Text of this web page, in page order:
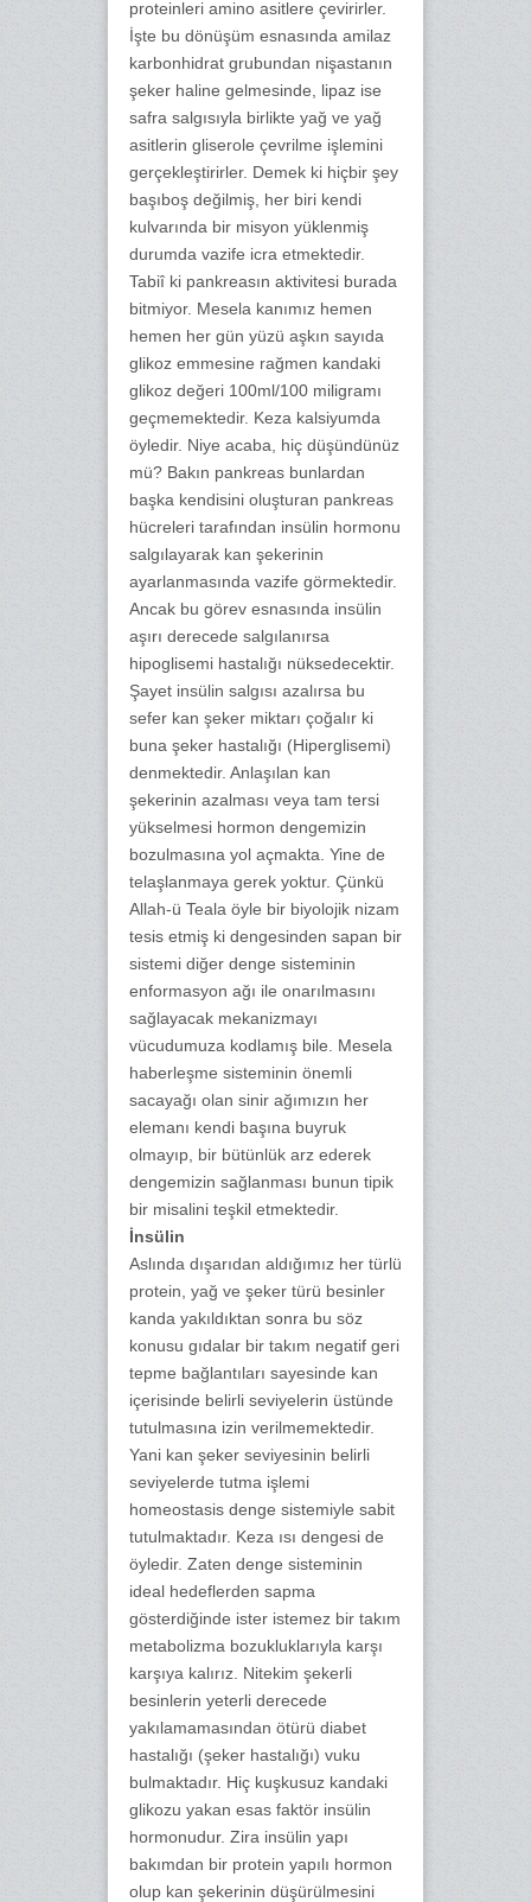
proteinleri amino asitlere çevirirler.
İşte bu dönüşüm esnasında amilaz
karbonhidrat grubundan nişastanın
şeker haline gelmesinde, lipaz ise
safra salgısıyla birlikte yağ ve yağ
asitlerin gliserole çevrilme işlemini
gerçekleştirirler. Demek ki hiçbir şey
başıboş değilmiş, her biri kendi
kulvarında bir misyon yüklenmiş
durumda vazife icra etmektedir.
Tabiî ki pankreasın aktivitesi burada
bitmiyor. Mesela kanımız hemen
hemen her gün yüzü aşkın sayıda
glikoz emmesine rağmen kandaki
glikoz değeri 100ml/100 miligramı
geçmemektedir. Keza kalsiyumda
öyledir. Niye acaba, hiç düşündünüz
mü? Bakın pankreas bunlardan
başka kendisini oluşturan pankreas
hücreleri tarafından insülin hormonu
salgılayarak kan şekerinin
ayarlanmasında vazife görmektedir.
Ancak bu görev esnasında insülin
aşırı derecede salgılanırsa
hipoglisemi hastalığı nüksedecektir.
Şayet insülin salgısı azalırsa bu
sefer kan şeker miktarı çoğalır ki
buna şeker hastalığı (Hiperglisemi)
denmektedir. Anlaşılan kan
şekerinin azalması veya tam tersi
yükselmesi hormon dengemizin
bozulmasına yol açmakta. Yine de
telaşlanmaya gerek yoktur. Çünkü
Allah-ü Teala öyle bir biyolojik nizam
tesis etmiş ki dengesinden sapan bir
sistemi diğer denge sisteminin
enformasyon ağı ile onarılmasını
sağlayacak mekanizmayı
vücudumuza kodlamış bile. Mesela
haberleşme sisteminin önemli
sacayağı olan sinir ağımızın her
elemanı kendi başına buyruk
olmayıp, bir bütünlük arz ederek
dengemizin sağlanması bunun tipik
bir misalini teşkil etmektedir.
İnsülin
Aslında dışarıdan aldığımız her türlü
protein, yağ ve şeker türü besinler
kanda yakıldıktan sonra bu söz
konusu gıdalar bir takım negatif geri
tepme bağlantıları sayesinde kan
içerisinde belirli seviyelerin üstünde
tutulmasına izin verilmemektedir.
Yani kan şeker seviyesinin belirli
seviyelerde tutma işlemi
homeostasis denge sistemiyle sabit
tutulmaktadır. Keza ısı dengesi de
öyledir. Zaten denge sisteminin
ideal hedeflerden sapma
gösterdiğinde ister istemez bir takım
metabolizma bozukluklarıyla karşı
karşıya kalırız. Nitekim şekerli
besinlerin yeterli derecede
yakılamamasından ötürü diabet
hastalığı (şeker hastalığı) vuku
bulmaktadır. Hiç kuşkusuz kandaki
glikozu yakan esas faktör insülin
hormonudur. Zira insülin yapı
bakımdan bir protein yapılı hormon
olup kan şekerinin düşürülmesini